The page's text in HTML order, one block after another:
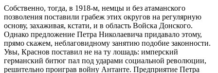
Собственно, тогда, в 1918-м, немцы и без атаманского
позволения поставили грабеж этих округов на регулярную
основу, захаживая, кстати, и в область Войска Донского.
Однако предложение Петра Николаевича придавало этому,
прямо скажем, неблаговидному занятию подобие законности.
Увы, Краснов поставил не на ту лошадь: имперский
германский битюг пал под ударами социальной революции,
решительно проиграв войну Антанте. Предприятие Петра